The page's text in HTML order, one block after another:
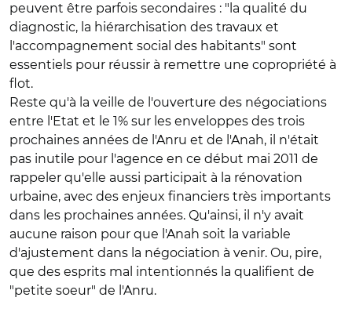
peuvent être parfois secondaires : "la qualité du
diagnostic, la hiérarchisation des travaux et
l'accompagnement social des habitants" sont
essentiels pour réussir à remettre une copropriété à
flot.
Reste qu'à la veille de l'ouverture des négociations
entre l'Etat et le 1% sur les enveloppes des trois
prochaines années de l'Anru et de l'Anah, il n'était
pas inutile pour l'agence en ce début mai 2011 de
rappeler qu'elle aussi participait à la rénovation
urbaine, avec des enjeux financiers très importants
dans les prochaines années. Qu'ainsi, il n'y avait
aucune raison pour que l'Anah soit la variable
d'ajustement dans la négociation à venir. Ou, pire,
que des esprits mal intentionnés la qualifient de
"petite soeur" de l'Anru.